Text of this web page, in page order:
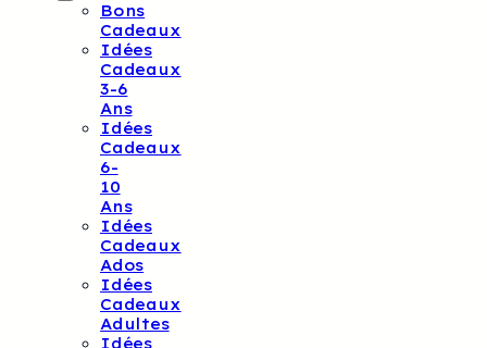
Bons
Cadeaux
Idées
Cadeaux
3-6
Ans
Idées
Cadeaux
6-
10
Ans
Idées
Cadeaux
Ados
Idées
Cadeaux
Adultes
Idées